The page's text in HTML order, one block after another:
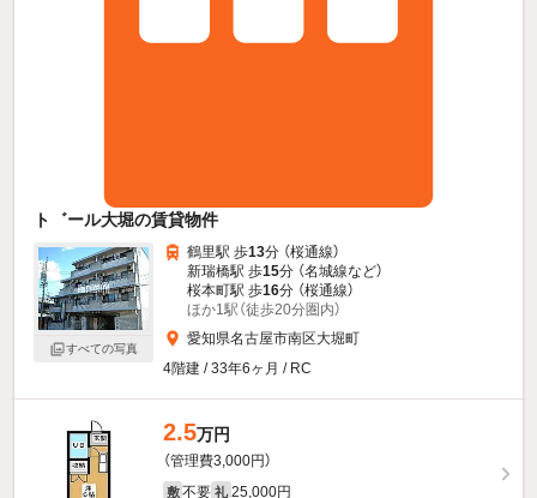
ト゛ール大堀の賃貸物件
すべての写真
鶴里駅 歩13分 （桜通線）
新瑞橋駅 歩15分 （名城線など）
桜本町駅 歩16分 （桜通線）
ほか1駅（徒歩20分圏内）
愛知県名古屋市南区大堀町
4階建 / 33年6ヶ月 / RC
2.5万円
（管理費3,000円）
敷 不要 礼 25,000円